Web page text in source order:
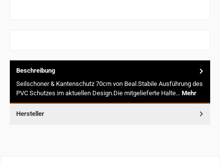
Beschreibung
Seilschoner & Kantenschutz 70cm von Beal.Stabile Ausführung des
PVC Schutzes im aktuellen Design.Die mitgelieferte Halte… Mehr
Hersteller